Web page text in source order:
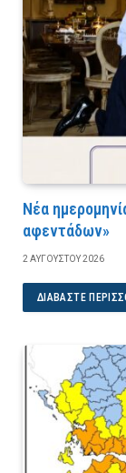
Νέα
αφεντάδων»
2 ΑΥΓΟΎΣΤΟΥ 2026
ΔΙΑΒΆΣΤΕ